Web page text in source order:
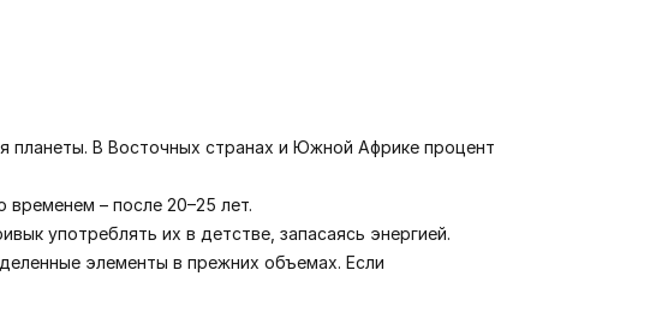
планеты. В Восточных странах и Южной Африке процент
временем – после 20–25 лет.
употреблять их в детстве, запасаясь энергией.
элементы в прежних объемах. Если